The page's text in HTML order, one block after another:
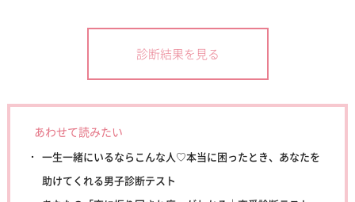
診断結果を見る
あわせて読みたい
一生一緒にいるならこんな人♡本当に困ったとき、あなたを
助けてくれる男子診断テスト